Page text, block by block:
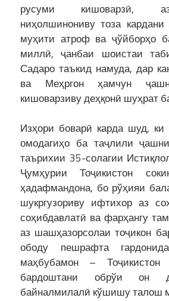
русуми кишоварзӣ,
ниҳолшинониву тоза кардани
муҳити атроф ва ҷўйборҳо
миллӣ, ҷанбаи шоистаи
Садаро таъкид намуда, дар
ва Меҳргон ҳамчун
кишоварзиву деҳқонӣ шуҳрат
Изҳори боварӣ карда шуд,
омодагиҳо ба таҷлили
таърихии 35-солагии
Ҷумҳурии Тоҷикистон
ҳадафмандона, бо рўҳияи
шукргузориву ифтихор аз
соҳибдавлатӣ ва фарҳангу
аз шашҳазорсолаи тоҷикон
ободу пешрафта
маҳбубамон –
бардоштани обрўи он
байналмилалӣ кўшишу талош